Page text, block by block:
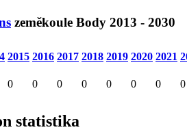
zeměkoule Body 2013 - 2030
2015 2016 2017 2018 2019 2020 2021
0 0 0 0 0 0 0 0
statistika